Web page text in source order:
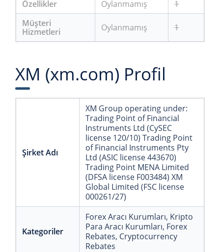
Özellikler Oylanmamış
1
Müşteri
Hizmetleri
Oylanmamış 1
XM (xm.com) Profil
Şirket Adı
XM Group operating under:
Trading Point of Financial
Instruments Ltd (CySEC
license 120/10) Trading Point
of Financial Instruments Pty
Ltd (ASIC license 443670)
Trading Point MENA Limited
(DFSA license F003484) XM
Global Limited (FSC license
000261/27)
Kategoriler
Forex Aracı Kurumları, Kripto
Para Aracı Kurumları, Forex
Rebates, Cryptocurrency
Rebates